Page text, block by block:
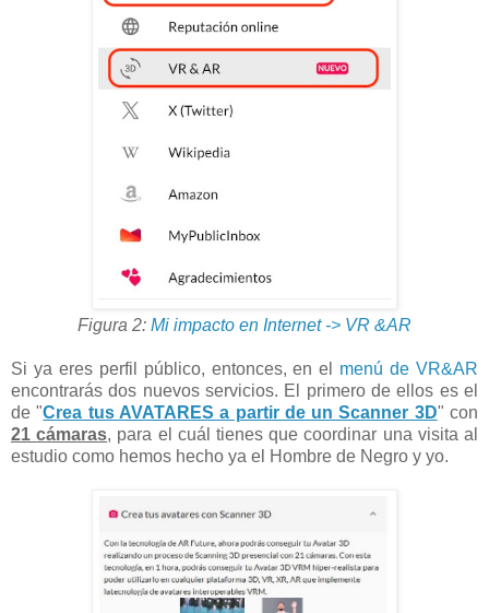
Figura 2: Mi impacto en Internet -> VR &AR
Si ya eres perfil público, entonces, en el menú de VR&AR
encontrarás dos nuevos servicios. El primero de ellos es el
de "Crea tus AVATARES a partir de un Scanner 3D" con
21 cámaras, para el cuál tienes que coordinar una visita al
estudio como hemos hecho ya el Hombre de Negro y yo.